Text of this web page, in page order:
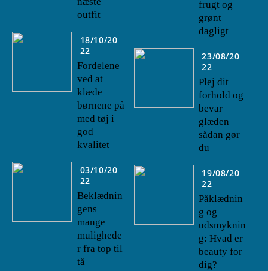
outfit
18/10/20
22
Fordelene
ved at
klæde
børnene på
med tøj i
god
kvalitet
03/10/20
22
Beklædnin
gens
mange
mulighede
r fra top til
tå
frugt og
grønt
dagligt
23/08/20
22
Plej dit
forhold og
bevar
glæden –
sådan gør
du
19/08/20
22
Påklædnin
g og
udsmyknin
g: Hvad er
beauty for
dig?